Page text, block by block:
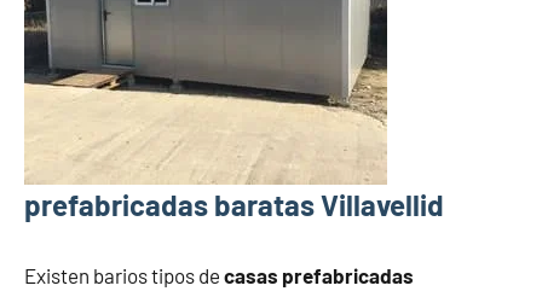
prefabricadas baratas Villavellid
Existen barios tipos de casas prefabricadas